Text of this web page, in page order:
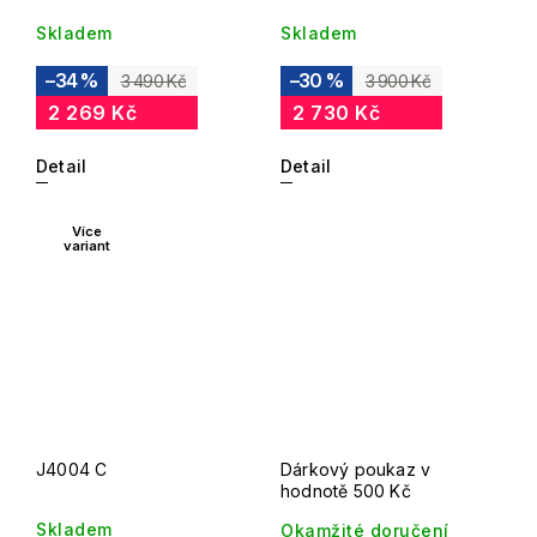
Skladem
3 490 Kč
–34 %
2 269 Kč
Detail
Skladem
3 900 Kč
–30 %
2 730 Kč
Detail
Více
variant
J4004 C
Skladem
Dárkový poukaz v
hodnotě 500 Kč
Okamžité doručení